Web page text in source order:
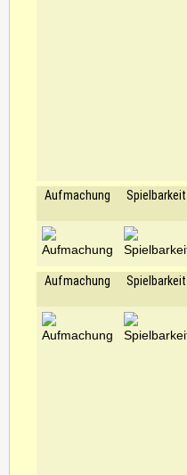
Aufmachung Spielbarkeit
Aufmachung Spielbarkeit